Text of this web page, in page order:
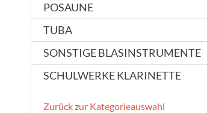
POSAUNE
TUBA
SONSTIGE BLASINSTRUMENTE
SCHULWERKE KLARINETTE
Zurück zur Kategorieauswahl